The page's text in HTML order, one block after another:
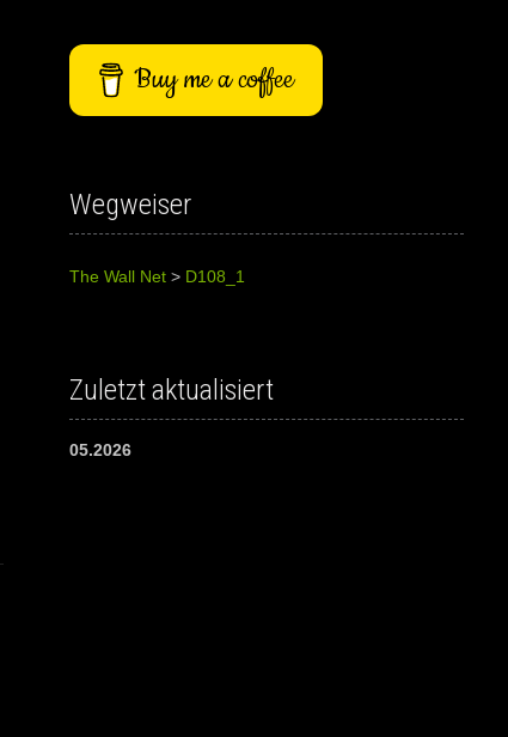
Buy me a coffee
Wegweiser
The Wall Net> D108_1
Zuletzt aktualisiert
05.2026